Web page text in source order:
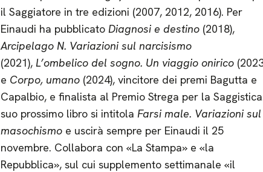
il Saggiatore in tre edizioni (2007, 2012, 2016). Per
Einaudi ha pubblicatoDiagnosi e destino (2018),
Arcipelago N. Variazioni sul narcisismo
(2021),L’ombelico del sogno. Un viaggio onirico
e Corpo, umano (2024), vincitore dei premi Bagutta e
Capalbio, e finalista al Premio Strega per la
suo prossimo libro si intitolaFarsi male. Variazioni sul
masochismo e uscirà sempre per Einaudi il 25
novembre. Collabora con «La Stampa» e «la
Repubblica», sul cui supplemento settimanale «il